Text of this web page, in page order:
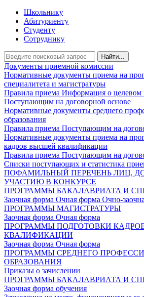
Школьнику
Абитуриенту
Студенту
Сотруднику
Найти...
Документы приемной комиссии
Нормативные документы приема на
специалитета и магистратуры
Правила приема Информация о целевом
Поступающим на договорной основе
Нормативные документы среднего
образования
Правила приема Поступающим на
Нормативные документы приема на
кадров высшей квалификации
Правила приема Поступающим на
Списки поступающих и статистика
ПОФАМИЛЬНЫЙ ПЕРЕЧЕНЬ ЛИЦ,
УЧАСТИЮ В КОНКУРСЕ
ПРОГРАММЫ БАКАЛАВРИАТА И
Заочная форма Очная форма Очно-
ПРОГРАММЫ МАГИСТРАТУРЫ
Заочная форма Очная форма
ПРОГРАММЫ ПОДГОТОВКИ
КВАЛИФИКАЦИИ
Заочная форма Очная форма
ПРОГРАММЫ СРЕДНЕГО
ОБРАЗОВАНИЯ
Приказы о зачислении
ПРОГРАММЫ БАКАЛАВРИАТА И
Заочная форма обучения